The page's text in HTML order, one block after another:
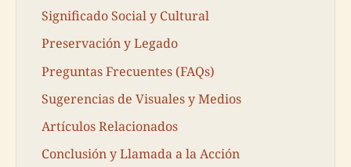
Significado Social y Cultural
Preservación y Legado
Preguntas Frecuentes (FAQs)
Sugerencias de Visuales y Medios
Artículos Relacionados
Conclusión y Llamada a la Acción